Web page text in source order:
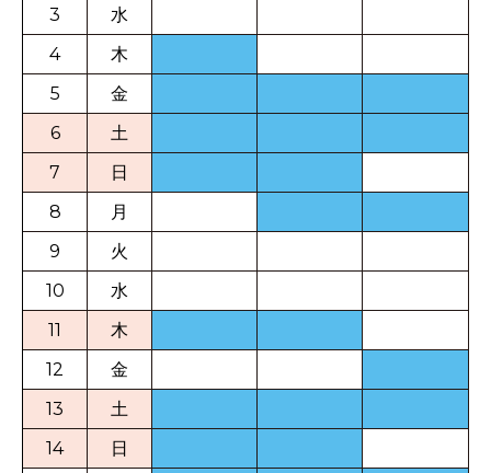
3
水
4
木
5
金
6
土
7
日
8
月
9
火
10
水
11
木
12
金
13
土
14
日